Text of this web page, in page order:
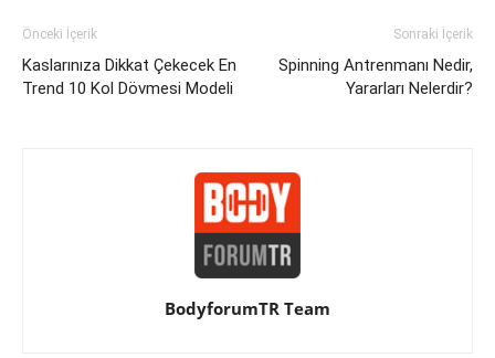
Önceki İçerik
Kaslarınıza Dikkat Çekecek En
Trend 10 Kol Dövmesi Modeli
Sonraki İçerik
Spinning Antrenmanı Nedir,
Yararları Nelerdir?
BodyforumTR Team